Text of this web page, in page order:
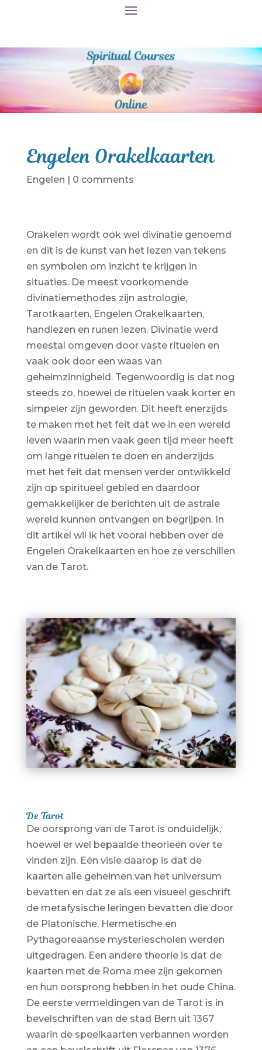
Engelen Orakelkaarten
Engelen | 0 comments
Orakelen wordt ook wel divinatie genoemd
en dit is de kunst van het lezen van tekens
en symbolen om inzicht te krijgen in
situaties. De meest voorkomende
divinatiemethodes zijn astrologie,
Tarotkaarten, Engelen Orakelkaarten,
handlezen en runen lezen. Divinatie werd
meestal omgeven door vaste rituelen en
vaak ook door een waas van
geheimzinnigheid. Tegenwoordig is dat nog
steeds zo, hoewel de rituelen vaak korter en
simpeler zijn geworden. Dit heeft enerzijds
te maken met het feit dat we in een wereld
leven waarin men vaak geen tijd meer heeft
om lange rituelen te doen en anderzijds
met het feit dat mensen verder ontwikkeld
zijn op spiritueel gebied en daardoor
gemakkelijker de berichten uit de astrale
wereld kunnen ontvangen en begrijpen. In
dit artikel wil ik het vooral hebben over de
Engelen Orakelkaarten en hoe ze verschillen
van de Tarot.
De Tarot
De oorsprong van de Tarot is onduidelijk,
hoewel er wel bepaalde theorieën over te
vinden zijn. Eén visie daarop is dat de
kaarten alle geheimen van het universum
bevatten en dat ze als een visueel geschrift
de metafysische leringen bevatten die door
de Platonische, Hermetische en
Pythagoreaanse mysteriescholen werden
uitgedragen. Een andere theorie is dat de
kaarten met de Roma mee zijn gekomen
en hun oorsprong hebben in het oude China.
De eerste vermeldingen van de Tarot is in
bevelschriften van de stad Bern uit 1367
waarin de speelkaarten verbannen worden